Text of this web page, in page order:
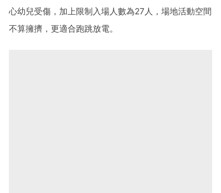
心幼兒受傷，加上限制入場人數為27人，場地活動空間
不算擁擠，更適合跑跳放電。